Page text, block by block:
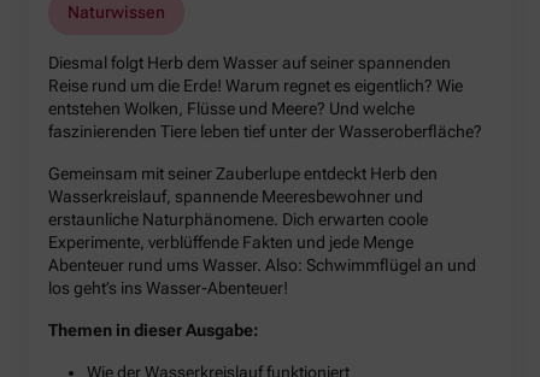
Naturwissen
Diesmal folgt Herb dem Wasser auf seiner spannenden
Reise rund um die Erde! Warum regnet es eigentlich? Wie
entstehen Wolken, Flüsse und Meere? Und welche
faszinierenden Tiere leben tief unter der Wasseroberfläche?
Gemeinsam mit seiner Zauberlupe entdeckt Herb den
Wasserkreislauf, spannende Meeresbewohner und
erstaunliche Naturphänomene. Dich erwarten coole
Experimente, verblüffende Fakten und jede Menge
Abenteuer rund ums Wasser. Also: Schwimmflügel an und
los geht’s ins Wasser-Abenteuer!
Themen in dieser Ausgabe:
Wie der Wasserkreislauf funktioniert